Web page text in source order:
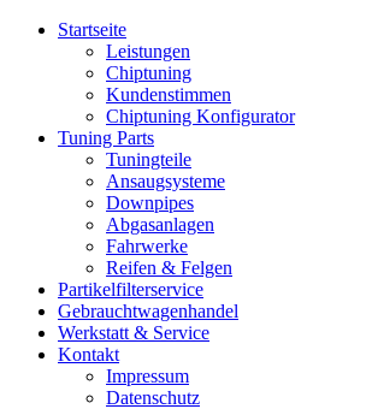
Startseite
Leistungen
Chiptuning
Kundenstimmen
Chiptuning Konfigurator
Tuning Parts
Tuningteile
Ansaugsysteme
Downpipes
Abgasanlagen
Fahrwerke
Reifen & Felgen
Partikelfilterservice
Gebrauchtwagenhandel
Werkstatt & Service
Kontakt
Impressum
Datenschutz